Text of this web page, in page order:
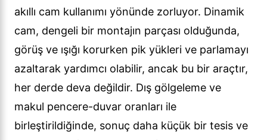
akıllı cam kullanımı yönünde zorluyor. Dinamik
cam, dengeli bir montajın parçası olduğunda,
görüş ve ışığı korurken pik yükleri ve parlamayı
azaltarak yardımcı olabilir, ancak bu bir araçtır,
her derde deva değildir. Dış gölgeleme ve
makul pencere-duvar oranları ile
birleştirildiğinde, sonuç daha küçük bir tesis ve